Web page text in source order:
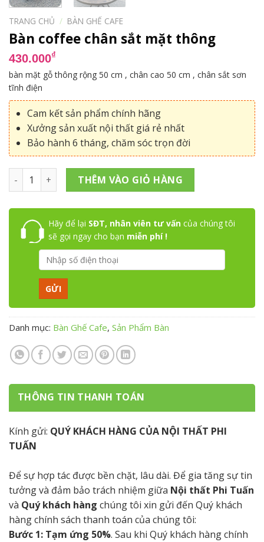
TRANG CHỦ / BÀN GHẾ CAFE
Bàn coffee chân sắt mặt thông
430.000₫
bàn mặt gỗ thông rộng 50 cm , chân cao 50 cm , chân sắt sơn
tĩnh điện
Cam kết sản phẩm chính hãng
Xưởng sản xuất nội thất giá rẻ nhất
Bảo hành 6 tháng, chăm sóc trọn đời
Bàn coffee chân sắt mặt thông số lượng
THÊM VÀO GIỎ HÀNG
Hãy để lại SĐT, nhân viên tư vấncủa chúng tôi
sẽ gọi ngay cho bạn miễn phí !
Danh mục: Bàn Ghế Cafe, Sản Phẩm Bàn
THÔNG TIN THANH TOÁN
Kính gửi: QUÝ KHÁCH HÀNG CỦA NỘI THẤT PHI
TUẤN
Để sự hợp tác được bền chặt, lâu dài. Để gia tăng sự tin
tưởng và đảm bảo trách nhiệm giữa Nội thất Phi Tuấn
và Quý khách hàng chúng tôi xin gửi đến Quý khách
hàng chính sách thanh toán của chúng tôi:
Bước 1: Tạm ứng 50%. Sau khi Quý khách hàng chính